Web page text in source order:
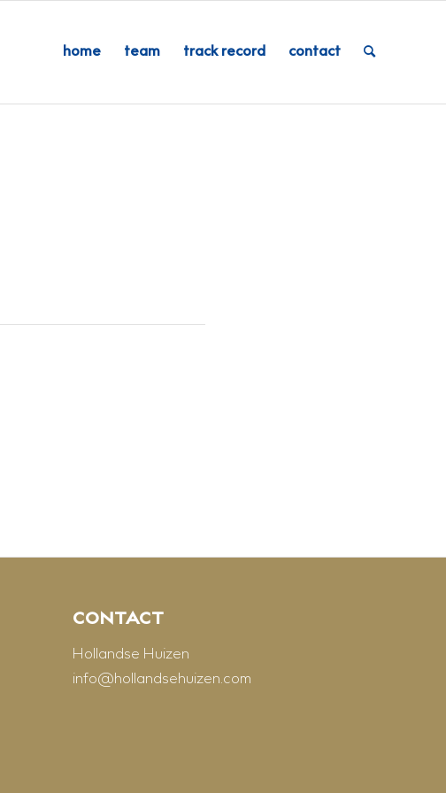
home team track record contact
CONTACT
Hollandse Huizen
info@hollandsehuizen.com